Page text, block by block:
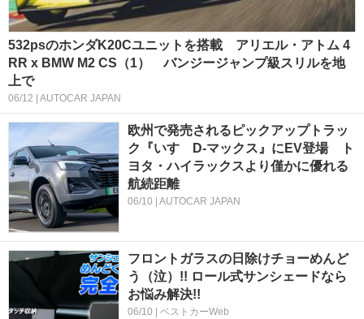
532psのホンダK20Cユニットを搭載 アリエル・アトム 4
RR x BMW M2 CS（1） バンジージャンプ級スリルを地
上で
06/12 | AUTOCAR JAPAN
欧州で発売されるピックアップトラッ
ク『いすゞD-マックス』にEV登場 ト
ヨタ・ハイラックスより僅かに優れる
航続距離
06/10 | AUTOCAR JAPAN
フロントガラスの日除けチョーめんど
う（泣）!! ロール式サンシェードなら
お悩み解決!!
06/10 | ベストカーWeb